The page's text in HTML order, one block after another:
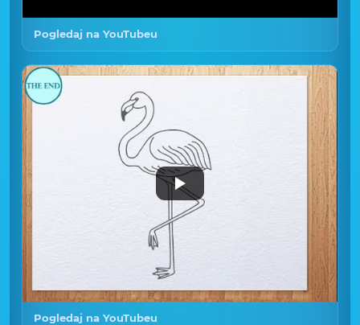
Pogledaj na YouTubeu
Pogledaj na YouTubeu